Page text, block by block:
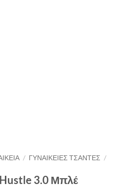
/ ΓΥΝΑΙΚΕΙΕΣ ΤΣΑΝΤΕΣ /
3.0 Μπλέ